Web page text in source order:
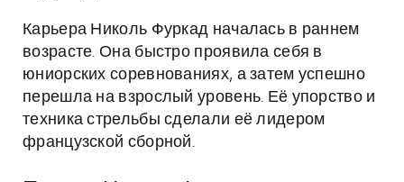
Карьера Николь Фуркад началась в раннем
возрасте. Она быстро проявила себя в
юниорских соревнованиях, а затем успешно
перешла на взрослый уровень. Её упорство и
техника стрельбы сделали её лидером
французской сборной.